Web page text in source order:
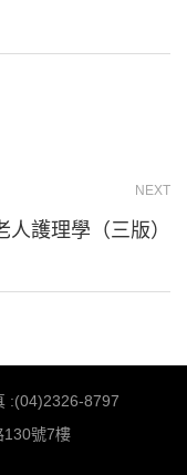
NEXT
護理學（三版）
:(04)2326-8797
130號7樓